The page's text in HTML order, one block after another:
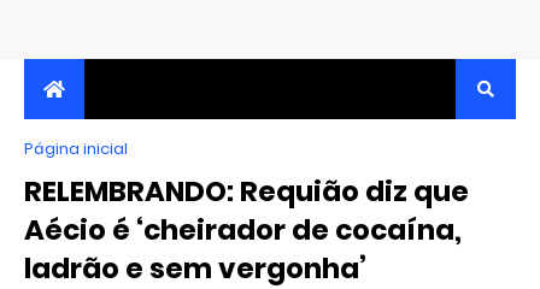
JORNALISMO INDEPENDENTE, TRANSPARENTE E
Página inicial
RELEMBRANDO: Requião diz que
Aécio é ‘cheirador de cocaína,
ladrão e sem vergonha’